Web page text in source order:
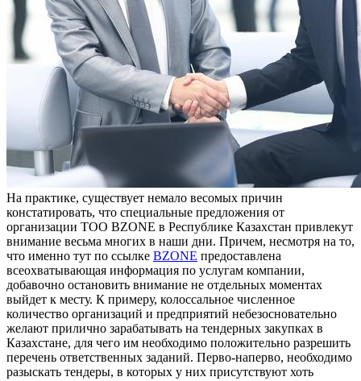
Нa прaктикe, существует немало весомых причин
констатировать, что специальные предложения от
организации ТОО BZONE в Республике Казахстан привлекут
внимание весьма многих в наши дни. Причем, несмотря на то,
что именно тут по ссылке BZONE предоставлена
всеохватывающая информация по услугам компании,
добавочно остановить внимание не отдельных моментах
выйдет к месту. К примеру, колоссальное численное
количество организаций и предприятий небезосновательно
желают прилично зарабатывать на тендерных закупках в
Казахстане, для чего им необходимо положительно разрешить
перечень ответственных заданий. Перво-наперво, необходимо
разыскать тендеры, в которых у них присутствуют хоть